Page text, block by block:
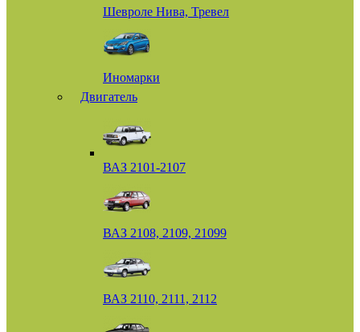
Шевроле Нива, Тревел
Иномарки
Двигатель
ВАЗ 2101-2107
ВАЗ 2108, 2109, 21099
ВАЗ 2110, 2111, 2112